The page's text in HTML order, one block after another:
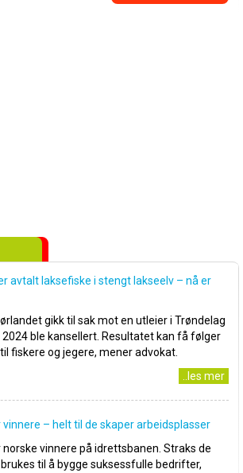
avtalt laksefiske i stengt lakseelv – nå er
gikk til sak mot en utleier i Trøndelag
ble kansellert. Resultatet kan få følger
fiskere og jegere, mener advokat.
..les mer
– helt til de skaper arbeidsplasser
vinnere på idrettsbanen. Straks de
til å bygge suksessfulle bedrifter,